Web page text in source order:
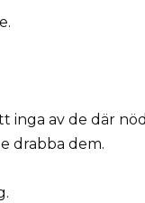
inga av de där
drabba dem.